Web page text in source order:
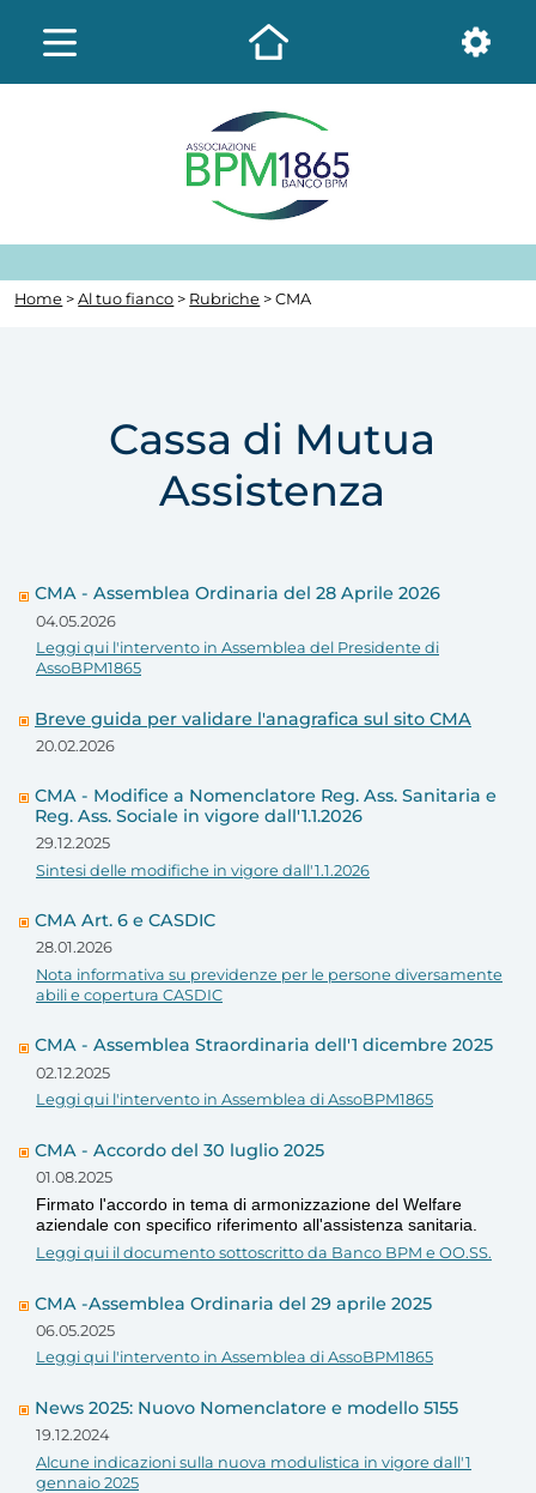
Home >Al tuo fianco > Rubriche > CMA
Cassa di Mutua
Assistenza
CMA - Assemblea Ordinaria del 28 Aprile 2026
04.05.2026
Leggi qui l'intervento in Assemblea del Presidente di
AssoBPM1865
Breve guida per validare l'anagrafica sul sito CMA
20.02.2026
CMA - Modifice a Nomenclatore Reg. Ass. Sanitaria e
Reg. Ass. Sociale in vigore dall'1.1.2026
29.12.2025
Sintesi delle modifiche in vigore dall'1.1.2026
CMA Art. 6 e CASDIC
28.01.2026
Nota informativa su previdenze per le persone diversamente
abili e copertura CASDIC
CMA - Assemblea Straordinaria dell'1 dicembre 2025
02.12.2025
Leggi qui l'intervento in Assemblea di AssoBPM1865
CMA - Accordo del 30 luglio 2025
01.08.2025
Firmato l'accordo in tema di armonizzazione del Welfare
aziendale con specifico riferimento all'assistenza sanitaria.
Leggi qui il documento sottoscritto da Banco BPM e OO.SS.
CMA -Assemblea Ordinaria del 29 aprile 2025
06.05.2025
Leggi qui l'intervento in Assemblea di AssoBPM1865
News 2025: Nuovo Nomenclatore e modello 5155
19.12.2024
Alcune indicazioni sulla nuova modulistica in vigore dall'1
gennaio 2025